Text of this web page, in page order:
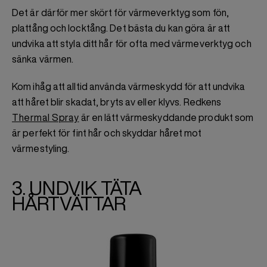
Det är därför mer skört för värmeverktyg som fön,
plattång och locktång. Det bästa du kan göra är att
undvika att styla ditt hår för ofta med värmeverktyg och
sänka värmen.
Kom ihåg att alltid använda värmeskydd för att undvika
att håret blir skadat, bryts av eller klyvs. Redkens
Thermal Spray är en lätt värmeskyddande produkt som
är perfekt för fint hår och skyddar håret mot
värmestyling.
3. UNDVIK TÄTA
HÅRTVÄTTAR